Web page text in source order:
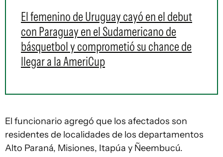
El femenino de Uruguay cayó en el debut
con Paraguay en el Sudamericano de
básquetbol y comprometió su chance de
llegar a la AmeriCup
El funcionario agregó que los afectados son
residentes de localidades de los departamentos
Alto Paraná, Misiones, Itapúa y Ñeembucú.